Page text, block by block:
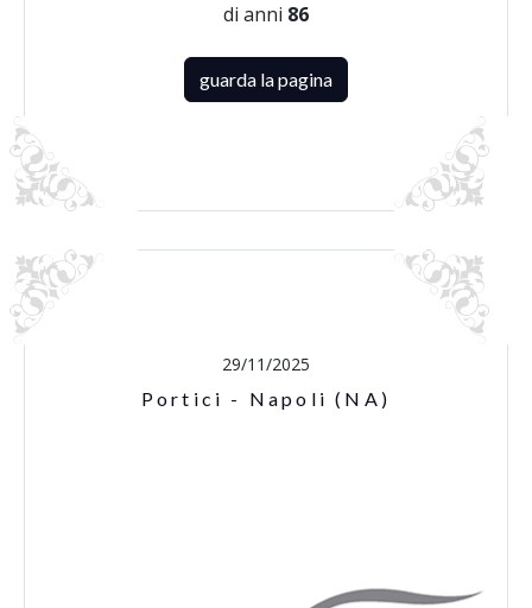
di anni 86
guarda la pagina
29/11/2025
Portici - Napoli (NA)